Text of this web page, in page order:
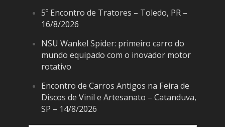
5º Encontro de Tratores – Toledo, PR –
16/8/2026
NSU Wankel Spider: primeiro carro do
mundo equipado com o inovador motor
rotativo
Encontro de Carros Antigos na Feira de
Discos de Vinil e Artesanato – Catanduva,
SP – 14/8/2026